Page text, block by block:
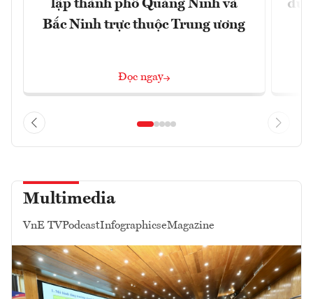
lập thành phố Quảng Ninh và
Bắc Ninh trực thuộc Trung ương
Đọc ngay
đủ
Multimedia
VnE TVPodcastInfographicseMagazine